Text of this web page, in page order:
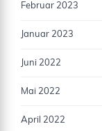
Februar 2023
Januar 2023
Juni 2022
Mai 2022
April 2022